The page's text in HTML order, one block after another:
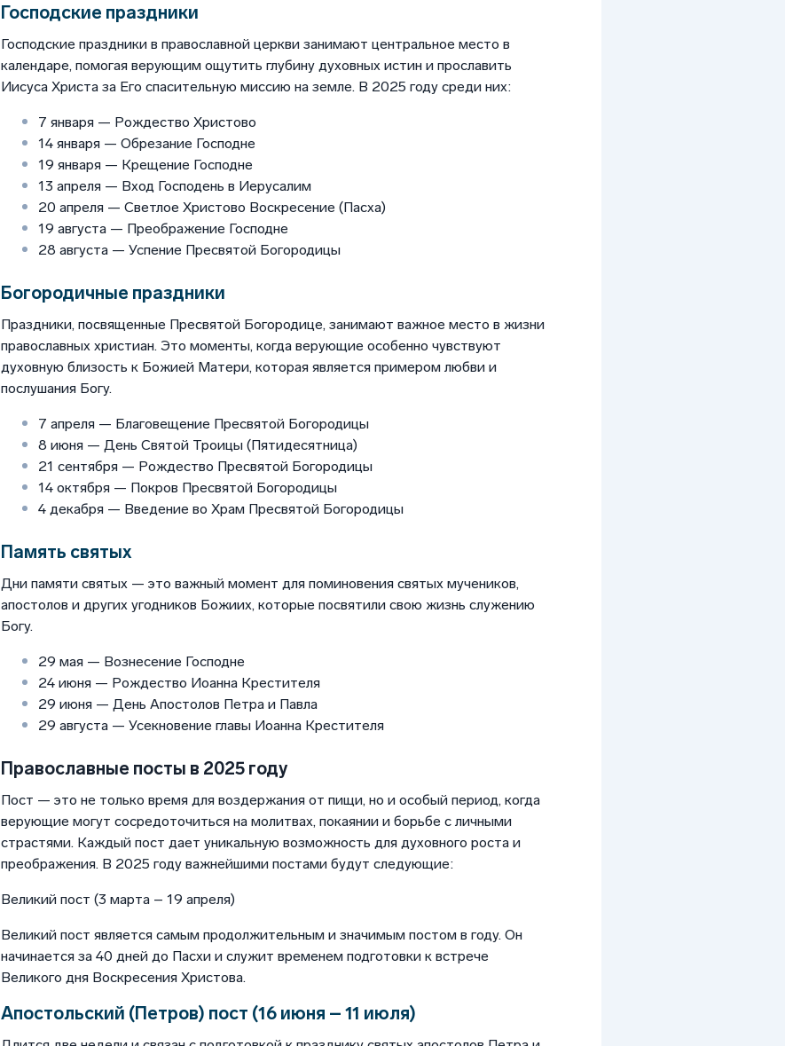
Господские праздники
Господские праздники в православной церкви занимают центральное место в
календаре, помогая верующим ощутить глубину духовных истин и прославить
Иисуса Христа за Его спасительную миссию на земле. В 2025 году среди них:
7 января — Рождество Христово
14 января — Обрезание Господне
19 января — Крещение Господне
13 апреля — Вход Господень в Иерусалим
20 апреля — Светлое Христово Воскресение (Пасха)
19 августа — Преображение Господне
28 августа — Успение Пресвятой Богородицы
Богородичные праздники
Праздники, посвященные Пресвятой Богородице, занимают важное место в жизни
православных христиан. Это моменты, когда верующие особенно чувствуют
духовную близость к Божией Матери, которая является примером любви и
послушания Богу.
7 апреля — Благовещение Пресвятой Богородицы
8 июня — День Святой Троицы (Пятидесятница)
21 сентября — Рождество Пресвятой Богородицы
14 октября — Покров Пресвятой Богородицы
4 декабря — Введение во Храм Пресвятой Богородицы
Память святых
Дни памяти святых — это важный момент для поминовения святых мучеников,
апостолов и других угодников Божиих, которые посвятили свою жизнь служению
Богу.
29 мая — Вознесение Господне
24 июня — Рождество Иоанна Крестителя
29 июня — День Апостолов Петра и Павла
29 августа — Усекновение главы Иоанна Крестителя
Православные посты в 2025 году
Пост — это не только время для воздержания от пищи, но и особый период, когда
верующие могут сосредоточиться на молитвах, покаянии и борьбе с личными
страстями. Каждый пост дает уникальную возможность для духовного роста и
преображения. В 2025 году важнейшими постами будут следующие:
Великий пост (3 марта – 19 апреля)
Великий пост является самым продолжительным и значимым постом в году. Он
начинается за 40 дней до Пасхи и служит временем подготовки к встрече
Великого дня Воскресения Христова.
Апостольский (Петров) пост (16 июня – 11 июля)